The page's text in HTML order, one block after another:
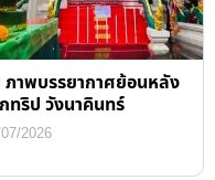
ภาพบรรยากาศย้อนหลัง
ทริป วังนาคินทร์
2026